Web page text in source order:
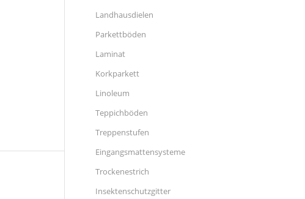
Landhausdielen
Parkettböden
Laminat
Korkparkett
Linoleum
Teppichböden
Treppenstufen
Eingangsmattensysteme
Trockenestrich
Insektenschutzgitter